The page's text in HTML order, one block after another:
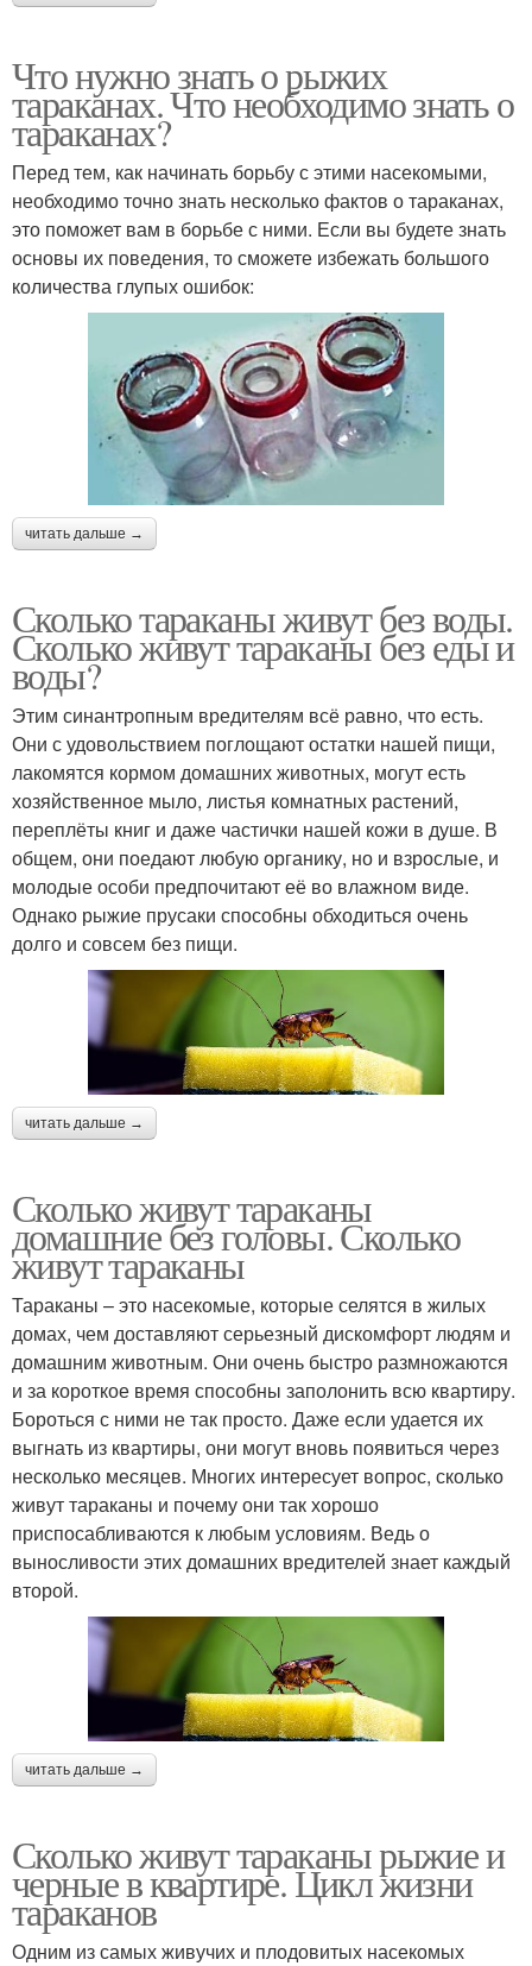
Что нужно знать о рыжих
тараканах. Что необходимо знать о
тараканах?
Перед тем, как начинать борьбу с этими насекомыми,
необходимо точно знать несколько фактов о тараканах,
это поможет вам в борьбе с ними. Если вы будете знать
основы их поведения, то сможете избежать большого
количества глупых ошибок:
читать дальше →
Сколько тараканы живут без воды.
Сколько живут тараканы без еды и
воды?
Этим синантропным вредителям всё равно, что есть.
Они с удовольствием поглощают остатки нашей пищи,
лакомятся кормом домашних животных, могут есть
хозяйственное мыло, листья комнатных растений,
переплёты книг и даже частички нашей кожи в душе. В
общем, они поедают любую органику, но и взрослые, и
молодые особи предпочитают её во влажном виде.
Однако рыжие прусаки способны обходиться очень
долго и совсем без пищи.
читать дальше →
Сколько живут тараканы
домашние без головы. Сколько
живут тараканы
Тараканы – это насекомые, которые селятся в жилых
домах, чем доставляют серьезный дискомфорт людям и
домашним животным. Они очень быстро размножаются
и за короткое время способны заполонить всю квартиру.
Бороться с ними не так просто. Даже если удается их
выгнать из квартиры, они могут вновь появиться через
несколько месяцев. Многих интересует вопрос, сколько
живут тараканы и почему они так хорошо
приспосабливаются к любым условиям. Ведь о
выносливости этих домашних вредителей знает каждый
второй.
читать дальше →
Сколько живут тараканы рыжие и
черные в квартире. Цикл жизни
тараканов
Одним из самых живучих и плодовитых насекомых